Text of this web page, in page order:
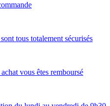
tous totalement sécurisés
vous êtes remboursé